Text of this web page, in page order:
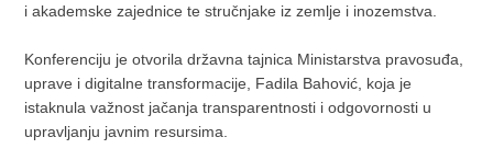
i akademske zajednice te stručnjake iz zemlje i inozemstva.
Konferenciju je otvorila državna tajnica Ministarstva pravosuđa,
uprave i digitalne transformacije, Fadila Bahović, koja je
istaknula važnost jačanja transparentnosti i odgovornosti u
upravljanju javnim resursima.